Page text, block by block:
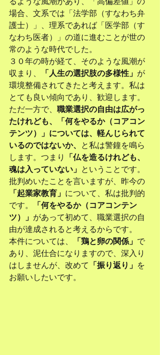
場合、文系では「法学部（すなわち弁
護士）」、理系であれば「医学部（す
なわち医者）」の道に進むことが世の
常のような時代でした。
３０年の時が経て、そのような風潮が
収まり、
「人生の選択肢の多様性」 が
環境整備されてきたと考えます。私は
とても良い傾向であり、歓迎します。
ただ一方で、 職業選択の自由は広がっ
たけれども、「何をやるか（コアコン
テンツ）」については、軽んじられて
いるのではないか、 と私は警鐘を鳴ら
します。つまり
「仏を造るけれども、
魂は入っていない」 ということです。
批判めいたことを言いますが、昨今の
「起業家教育」 について、私は批判的
です。
「何をやるか（コアコンテン
ツ）」 があって初めて、職業選択の自
由が達成されると考えるからです。
本件については、
「鶏と卵の関係」 で
あり、泥仕合になりますので、深入り
はしませんが、改めて 「振り返り」 を
お願いしたいです。